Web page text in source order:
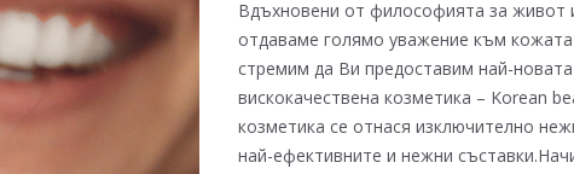
Вдъхновени от философията за живот
отдаваме голямо уважение към
стремим да Ви предоставим най-
вискокачествена козметика – Korean
козметика се отнася изключително
най-ефективните и нежни